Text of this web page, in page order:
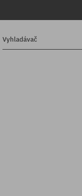
Vyhladávač